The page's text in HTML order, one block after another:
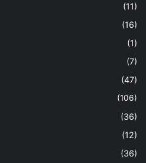
(11)
(16)
(1)
(7)
(47)
(106)
(36)
(12)
(36)